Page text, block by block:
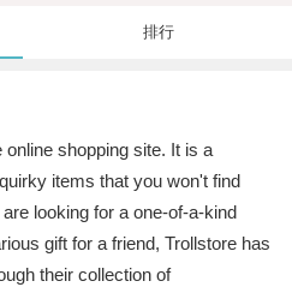
排行
shopping site. It is a
items that you won't find
looking for a one-of-a-kind
gift for a friend, Trollstore has
their collection of